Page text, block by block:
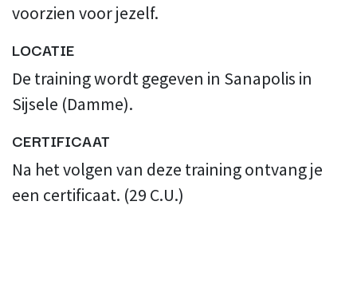
voorzien voor jezelf.
LOCATIE
De training wordt gegeven in Sanapolis in
Sijsele (Damme).
CERTIFICAAT
Na het volgen van deze training ontvang je
een certificaat. (29 C.U.)